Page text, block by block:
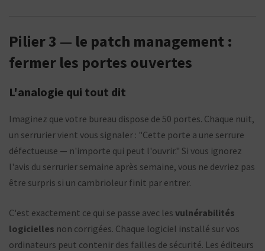
Pilier 3 — le patch management :
fermer les portes ouvertes
L'analogie qui tout dit
Imaginez que votre bureau dispose de 50 portes. Chaque nuit,
un serrurier vient vous signaler : "Cette porte a une serrure
défectueuse — n'importe qui peut l'ouvrir." Si vous ignorez
l'avis du serrurier semaine après semaine, vous ne devriez pas
être surpris si un cambrioleur finit par entrer.
C'est exactement ce qui se passe avec les vulnérabilités
logicielles non corrigées. Chaque logiciel installé sur vos
ordinateurs peut contenir des failles de sécurité. Les éditeurs